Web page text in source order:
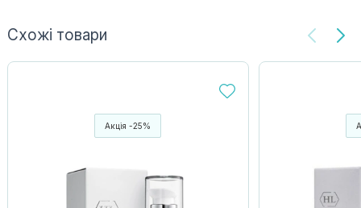
Схожі товари
Акція -25%